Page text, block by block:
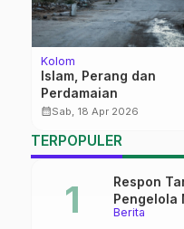
Kolom
Islam, Perang dan
Perdamaian
calendar_monthSab, 18 Apr 2026
TERPOPULER
Berita
Respon
Pengelola